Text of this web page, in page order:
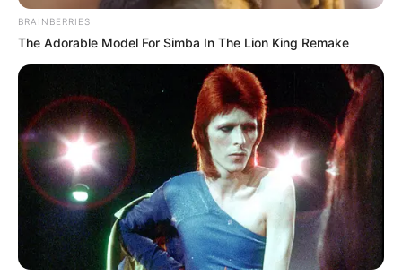
В Харьковской области пьяный
водитель врезался в забор и сбежал с
места ДТП
19.04.2023, 16:38
Пьяный водитель врезался в забор в Чугуевском
районе.
Авария произошла18 апреля в селе Лебяжье.